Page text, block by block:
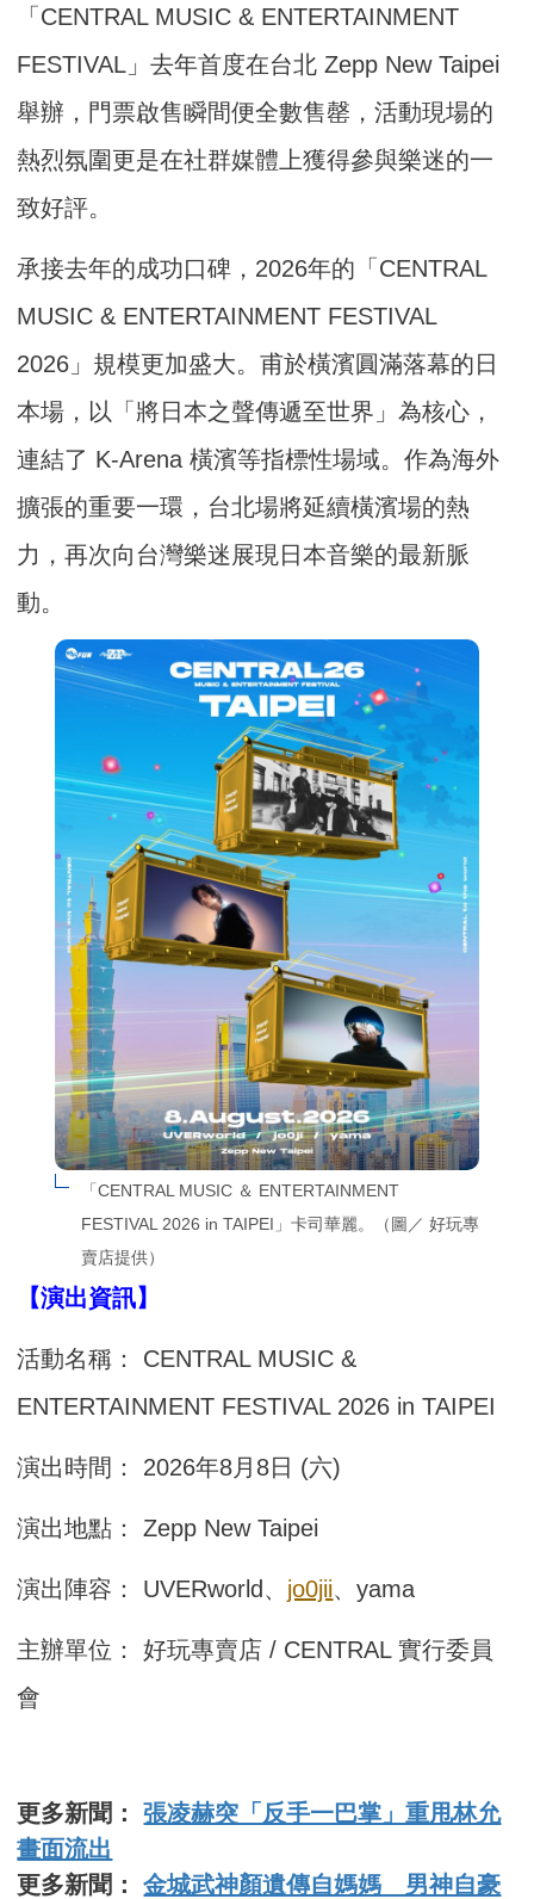
「CENTRAL MUSIC & ENTERTAINMENT
FESTIVAL」去年首度在台北 Zepp New Taipei
舉辦，門票啟售瞬間便全數售罄，活動現場的
熱烈氛圍更是在社群媒體上獲得參與樂迷的一
致好評。
承接去年的成功口碑，2026年的「CENTRAL
MUSIC & ENTERTAINMENT FESTIVAL
2026」規模更加盛大。甫於橫濱圓滿落幕的日
本場，以「將日本之聲傳遞至世界」為核心，
連結了 K-Arena 橫濱等指標性場域。作為海外
擴張的重要一環，台北場將延續橫濱場的熱
力，再次向台灣樂迷展現日本音樂的最新脈
動。
「CENTRAL MUSIC ＆ ENTERTAINMENT
FESTIVAL 2026 in TAIPEI」卡司華麗。（圖／ 好玩專
賣店提供）
【演出資訊】
活動名稱： CENTRAL MUSIC &
ENTERTAINMENT FESTIVAL 2026 in TAIPEI
演出時間： 2026年8月8日 (六)
演出地點： Zepp New Taipei
演出陣容： UVERworld、 jo0jii、yama
主辦單位： 好玩專賣店 / CENTRAL 實行委員
會
更多新聞：張凌赫突「反手一巴掌」重甩林允
畫面流出
更多新聞：金城武神顏遺傳自媽媽 男神自豪